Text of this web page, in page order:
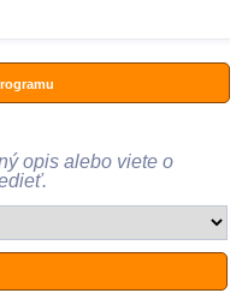
opis alebo viete o